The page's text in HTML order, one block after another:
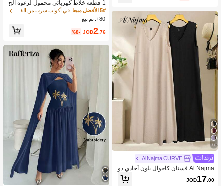
6
Al Najma CURVE
Al Najma فستان كاجوال بلون أحادي ذو
ياقة على شكل حرف V لحجم كبير للنسا
ء
JOD17 .00
1 قطعة خلاط كهربائي محمول لرغوة الح
ليب، رغاية الحليب القابلة للشحن - شحن
USB، 3 سرعات، خلاط حليب كهربائي ص
غير، مناسب للقهوة/اللاتيه/الكابتشينو/الش
وكولاتة الساخنة/البيض
5# الأفضل مبيعا
في أكواب شرب من الفولاذ المقاوم للصدأ جهاز رغوة ال
80+. تم بيع
JOD2.76
%8-